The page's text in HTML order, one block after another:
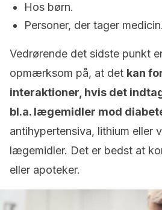
Hos børn.
Personer, der tager medicin.
Vedrørende det sidste punkt
opmærksom på, at det kan
interaktioner, hvis det
bl.a. lægemidler mod
antihypertensiva, lithium eller
lægemidler. Det er bedst at
eller apoteker.